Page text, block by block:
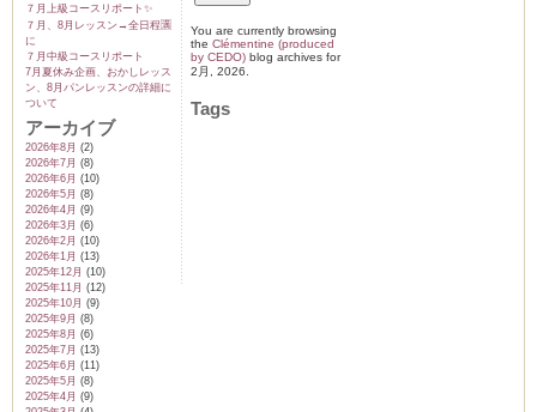
７月上級コースリポート✨️
７月、8月レッスン→全日程🈵
に
７月中級コースリポート
7月夏休み企画、おかしレッス
ン、8月パンレッスンの詳細に
ついて
アーカイブ
2026年8月 (2)
2026年7月 (8)
2026年6月 (10)
2026年5月 (8)
2026年4月 (9)
2026年3月 (6)
2026年2月 (10)
2026年1月 (13)
2025年12月 (10)
2025年11月 (12)
2025年10月 (9)
2025年9月 (8)
2025年8月 (6)
2025年7月 (13)
2025年6月 (11)
2025年5月 (8)
2025年4月 (9)
You are currently browsing
the Clémentine (produced
by CEDO)blog archives for
2月, 2026.
Tags